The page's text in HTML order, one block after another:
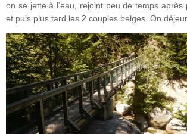
on se jette à l’eau, rejoint peu de temps après
et puis plus tard les 2 couples belges. On